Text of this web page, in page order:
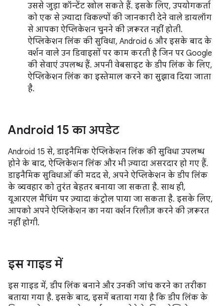
उससे जुड़ा कॉन्टेंट खोल सकते हैं. इसके लिए, उपयोगकर्ता
को एक से ज़्यादा विकल्पों की जानकारी देने वाले डायलॉग
से आपका ऐप्लिकेशन चुनने की ज़रूरत नहीं होती.
ऐप्लिकेशन लिंक की सुविधा, Android 6 और इसके बाद के
वर्शन वाले उन डिवाइसों पर काम करती है जिन पर Google
की सेवाएं उपलब्ध हैं. अपनी वेबसाइट के डीप लिंक के लिए,
ऐप्लिकेशन लिंक का इस्तेमाल करने का सुझाव दिया जाता
है.
Android 15 का अपडेट
Android 15 से, डाइनैमिक ऐप्लिकेशन लिंक की सुविधा उपलब्ध
होने के बाद, ऐप्लिकेशन लिंक और भी ज़्यादा असरदार हो गए हैं.
डाइनैमिक सुविधाओं की मदद से, अपने ऐप्लिकेशन के डीप लिंक
के व्यवहार को तुरंत बेहतर बनाया जा सकता है. साथ ही,
यूआरएल मैचिंग पर ज़्यादा कंट्रोल पाया जा सकता है. इसके लिए,
आपको अपने ऐप्लिकेशन का नया वर्शन रिलीज़ करने की ज़रूरत
नहीं होगी.
इस गाइड में
इस गाइड में, डीप लिंक बनाने और उनकी जांच करने का तरीका
बताया गया है. इसके बाद, इसमें बताया गया है कि डीप लिंक के